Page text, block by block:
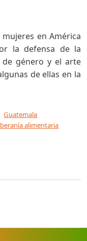
en América
la defensa de la
de género y el arte
de ellas en la
Guatemala
alimentaria